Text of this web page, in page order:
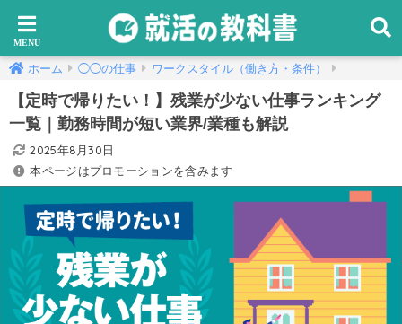
ホーム ◯◯の仕事 ワークスタイル（働き方・条件）
【定時で帰りたい！】残業が少ない仕事ランキング
一覧｜勤務時間が短い業界/業種も解説
2025年8月30日
本ページはプロモーションを含みます